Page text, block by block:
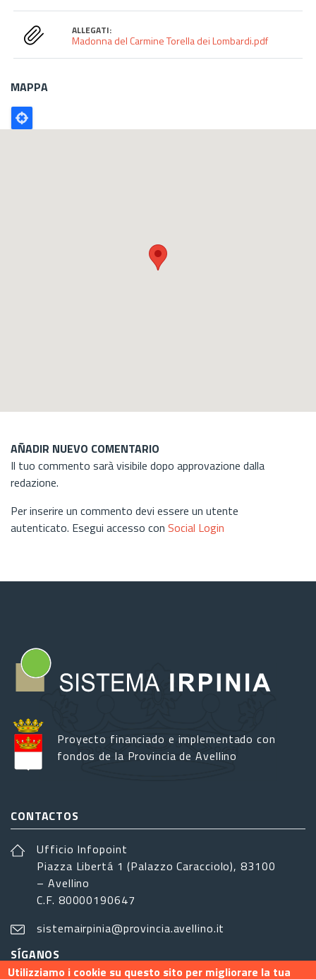
ALLEGATI:
Madonna del Carmine Torella dei Lombardi.pdf
MAPPA
Poligono
GEO
AÑADIR NUEVO COMENTARIO
Il tuo commento sarà visibile dopo approvazione dalla
redazione.
Per inserire un commento devi essere un utente
autenticato. Esegui accesso con Social Login
Proyecto financiado e implementado con
fondos de la Provincia de Avellino
CONTACTOS
Ufficio Infopoint
Piazza Libertá 1 (Palazzo Caracciolo), 83100
– Avellino
C.F. 80000190647
sistemairpinia@provincia.avellino.it
SÍGANOS
Utilizziamo i cookie su questo sito per migliorare la tua